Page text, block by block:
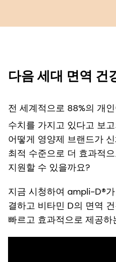
다음 세대 면역 건
전 세계적으로 88%의 개
수치를 가지고 있다고 보
어떻게 영양제 브랜드가
최적 수준으로 더 효과적
지원할 수 있을까요?
지금 시청하여 ampli-D®
결하고 비타민 D의 면역
빠르고 효과적으로 제공